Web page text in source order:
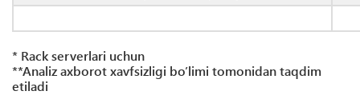
* Rack serverlari uchun
**Analiz axborot xavfsizligi bo’limi tomonidan taqdim
etiladi